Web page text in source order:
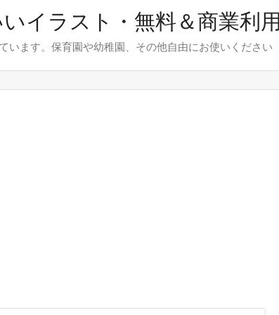
イラスト・無料＆商業利
います。保育園や幼稚園、その他自由にお使いください